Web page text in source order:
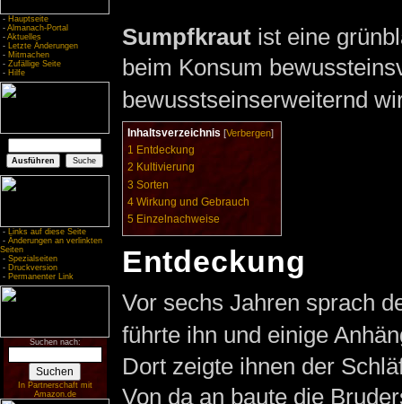
- Hauptseite
- Almanach-Portal
- Aktuelles
- Letzte Änderungen
- Mitmachen
- Zufällige Seite
- Hilfe
- Links auf diese Seite
- Änderungen an verlinkten
Seiten
- Spezialseiten
- Druckversion
- Permanenter Link
Suchen nach:
In Partnerschaft mit
Amazon.de
Sumpfkrautist eine
beim Konsum
bewusstseinserweiternd
Inhaltsverzeichnis [Verbergen]
1 Entdeckung
2 Kultivierung
3 Sorten
4 Wirkung und Gebrauch
5 Einzelnachweise
Entdeckung
Vor sechs Jahren sprach
führte ihn und einige
Dort zeigte ihnen der
Von da an baute die